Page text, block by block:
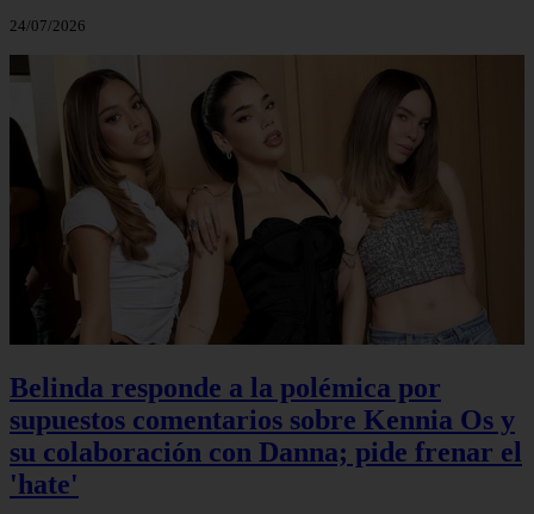
24/07/2026
Belinda responde a la polémica por
supuestos comentarios sobre Kennia Os y
su colaboración con Danna; pide frenar el
'hate'